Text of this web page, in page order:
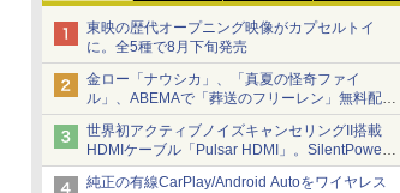
東映の歴代オープニング映像がカプセルトイ
に。全5種で8月下旬発売
金ロー「ナウシカ」、「真夏の怪奇ファイ
ル」、ABEMAで「葬送のフリーレン」無料配信
など。夏の特番・配信情報
世界初アクティブノイズキャンセリングII搭載
HDMIケーブル「Pulsar HDMI」。SilentPower
から
純正の有線CarPlay/Android Autoをワイヤレス